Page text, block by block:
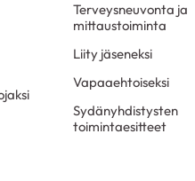
Terveysneuvonta ja
mittaustoiminta
Liity jäseneksi
Vapaaehtoiseksi
Sydänyhdistysten
toimintaesitteet